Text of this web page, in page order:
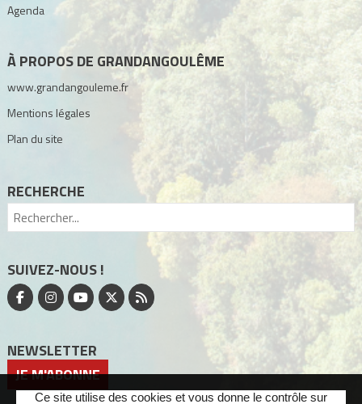
Agenda
À PROPOS DE GRANDANGOULÊME
www.grandangouleme.fr
Mentions légales
Plan du site
RECHERCHE
SUIVEZ-NOUS !
NEWSLETTER
JE M'ABONNE
Ce site utilise des cookies et vous donne le contrôle sur